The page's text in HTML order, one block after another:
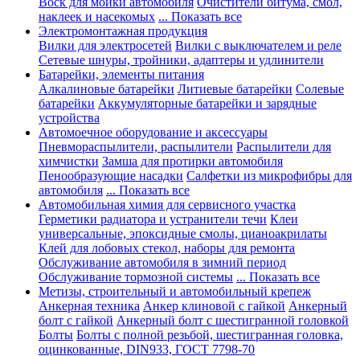
наклеек и насекомых ... Показать все
Электромонтажная продукция
Вилки для электросетей Вилки с выключателем и реле
Сетевые шнуры, тройники, адаптеры и удлинители
Батарейки, элементы питания
Алкалиновые батарейки Литиевые батарейки Солевые
батарейки Аккумуляторные батарейки и зарядные
устройства
Автомоечное оборудование и аксессуары
Пневмораспылители, распылители Распылители для
химчистки Замша для протирки автомобиля
Пенообразующие насадки Салфетки из микрофибры для
автомобиля ... Показать все
Автомобильная химия для сервисного участка
Герметики радиатора и устранители течи Клеи
универсальные, эпоксидные смолы, цианоакрилаты
Клей для лобовых стекол, наборы для ремонта
Обслуживание автомобиля в зимний период
Обслуживание тормозной системы ... Показать все
Метизы, строительный и автомобильный крепеж
Анкерная техника Анкер клиновой с гайкой Анкерный
болт с гайкой Анкерный болт с шестигранной головкой
Болты Болты с полной резьбой, шестигранная головка,
оцинкованные, DIN933, ГОСТ 7798-70